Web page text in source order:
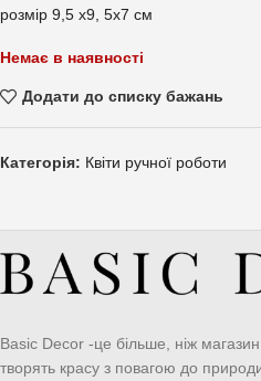
розмір 9,5 х9, 5х7 см
Немає в наявності
Додати до списку бажань
Категорія: Квіти ручної роботи
Basic Decor -це більше, ніж
творять красу з повагою до